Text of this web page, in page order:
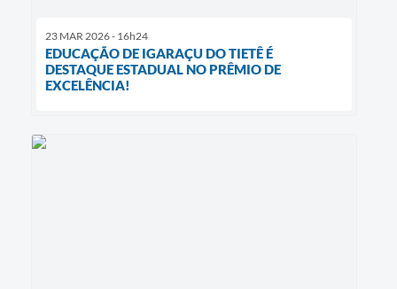
23 MAR 2026 - 16h24
EDUCAÇÃO DE IGARAÇU DO TIETÊ É
DESTAQUE ESTADUAL NO PRÊMIO DE
EXCELÊNCIA!